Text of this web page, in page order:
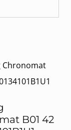
B01 42